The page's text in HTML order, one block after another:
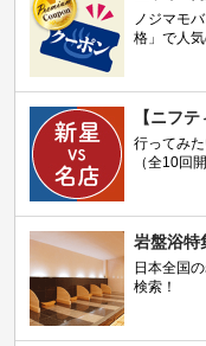
ノジマモ
格」で人
【ニフ
行ってみ
（全10回
岩盤浴特
日本全国
検索！